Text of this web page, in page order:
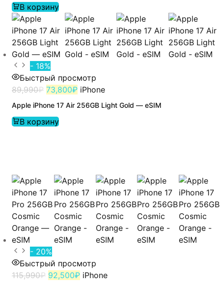
В корзину
- 18%
Быстрый просмотр
89,990₽ 73,800₽ iPhone
Apple iPhone 17 Air 256GB Light Gold — eSIM
В корзину
- 20%
Быстрый просмотр
115,990₽ 92,500₽ iPhone